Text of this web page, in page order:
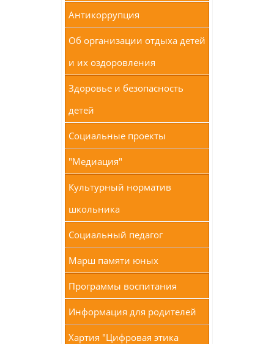
Антикоррупция
Об организации отдыха детей
и их оздоровления
Здоровье и безопасность
детей
Социальные проекты
"Медиация"
Культурный норматив
школьника
Социальный педагог
Марш памяти юных
Программы воспитания
Информация для родителей
Хартия "Цифровая этика